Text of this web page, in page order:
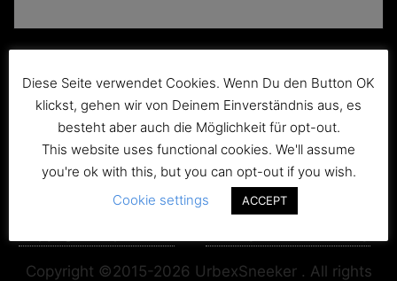
Beitragsnavigation
Die verlassene Gaststätte Seifersdorf
Copyright ©2015-2026 UrbexSneeker . All rights
Diese Seite verwendet Cookies. Wenn Du den Button OK
klickst, gehen wir von Deinem Einverständnis aus, es
besteht aber auch die Möglichkeit für opt-out.
This website uses functional cookies. We'll assume
you're ok with this, but you can opt-out if you wish.
Cookie settings
ACCEPT